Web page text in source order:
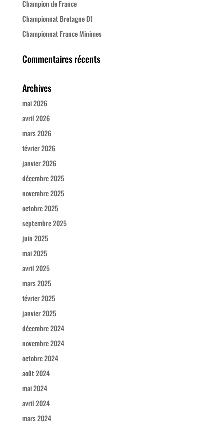
Champion de France
Championnat Bretagne D1
Championnat France Minimes
Commentaires récents
Archives
mai 2026
avril 2026
mars 2026
février 2026
janvier 2026
décembre 2025
novembre 2025
octobre 2025
septembre 2025
juin 2025
mai 2025
avril 2025
mars 2025
février 2025
janvier 2025
décembre 2024
novembre 2024
octobre 2024
août 2024
mai 2024
avril 2024
mars 2024